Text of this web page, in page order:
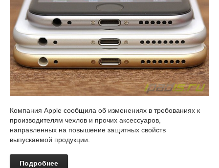
Компания Apple сообщила об изменениях в требованиях к
производителям чехлов и прочих аксессуаров,
направленных на повышение защитных свойств
выпускаемой продукции.
Подробнее